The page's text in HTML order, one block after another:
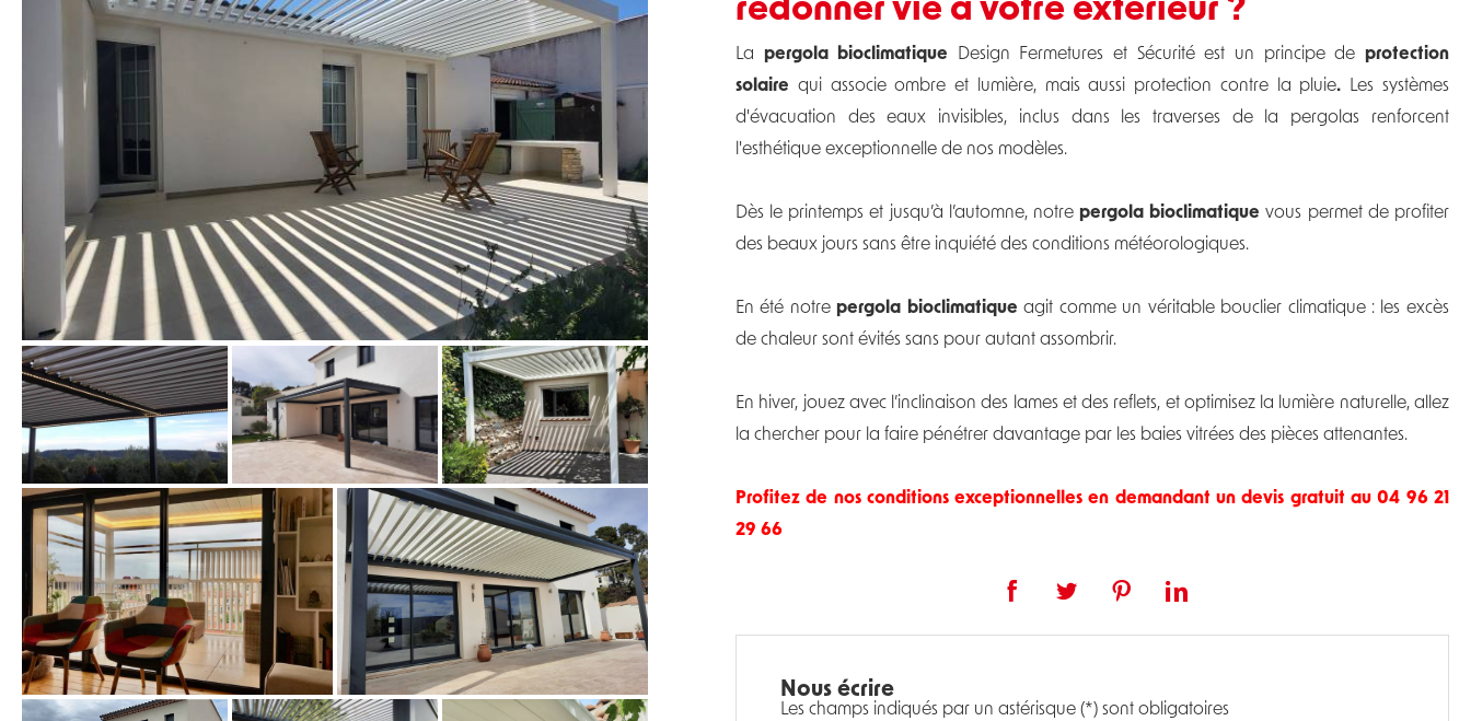
redonner vie à votre extérieur ?
La pergola bioclimatique Design Fermetures et Sécurité est un principe de protection
solaire qui associe ombre et lumière, mais aussi protection contre la pluie.
Les systèmes
d'évacuation des eaux invisibles, inclus dans les traverses de la pergolas renforcent
l'esthétique exceptionnelle de nos modèles.
Dès le printemps et jusqu’à l’automne, notrepergola bioclimatiquevous permet de profiter
des beaux jours sans être inquiété des conditions météorologiques.
En été notrepergola bioclimatique agit comme un véritable bouclier climatique : les excès
de chaleur sont évités sans pour autant assombrir.
En hiver, jouez avec l’inclinaison des lames et des reflets, et optimisez la lumière naturelle, allez
la chercher pour la faire pénétrer davantage par les baies vitrées des pièces attenantes.
Profitez de nos conditions exceptionnelles en demandant undevis gratuit au 04 96 21
29 66
Nous écrire
Les champs indiqués par un astérisque (*) sont obligatoires